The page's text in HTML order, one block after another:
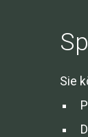
Sie